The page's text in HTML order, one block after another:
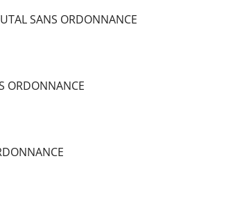
SANS ORDONNANCE
ORDONNANCE